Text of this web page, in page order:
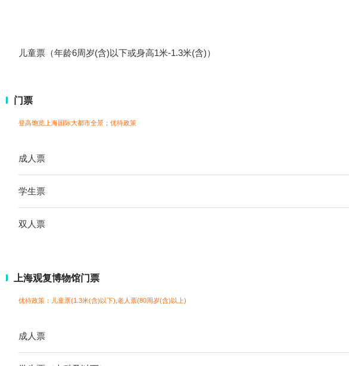
儿童票（年龄6周岁(含)以下或身高1米-1.3米(含)）
门票
登高饱览上海国际大都市全景； 优待政策
成人票
学生票
双人票
上海观复博物馆门票
优待政策：儿童票(1.3米(含)以下),老人票(80周岁(含)以上)
成人票